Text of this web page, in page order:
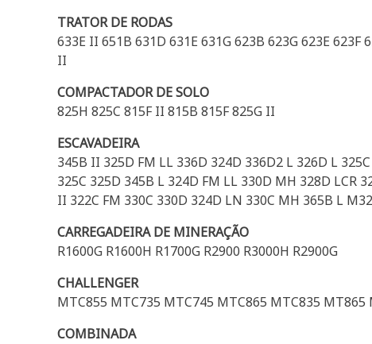
TRATOR DE RODAS
633E II 651B 631D 631E 631G 623B 623G 623E 623F
II
COMPACTADOR DE SOLO
825H 825C 815F II 815B 815F 825G II
ESCAVADEIRA
345B II 325D FM LL 336D 324D 336D2 L 326D L
325C 325D 345B L 324D FM LL 330D MH 328D
II 322C FM 330C 330D 324D LN 330C MH 365B L
CARREGADEIRA DE MINERAÇÃO
R1600G R1600H R1700G R2900 R3000H R2900G
CHALLENGER
MTC855 MTC735 MTC745 MTC865 MTC835
COMBINADA